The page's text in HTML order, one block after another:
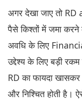
अगर देखा जाए तो
पैसे किश्तों में जमा करने
अवधि के लिए
उद्देश्य के लिए बड़ी
RD का फायदा खासकर
और निश्चित होती है।